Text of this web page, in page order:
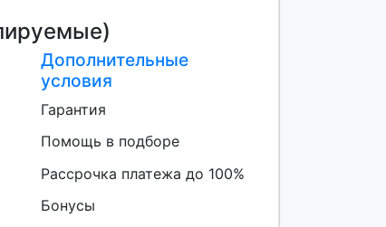
Дополнительные
условия
Гарантия
Помощь в подборе
Рассрочка платежа до 100%
Бонусы